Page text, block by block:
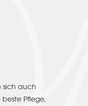
sich auch
Pflege,